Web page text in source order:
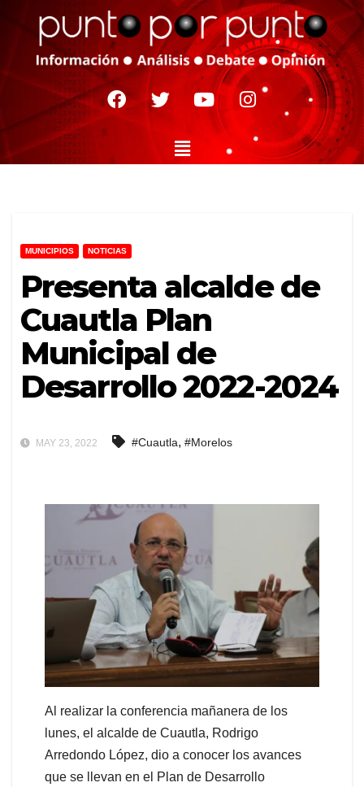
MUNICIPIOS NOTICIAS
Presenta alcalde de
Cuautla Plan
Municipal de
Desarrollo 2022-2024
MAY 23, 2022 #Cuautla, #Morelos
Al realizar la conferencia mañanera de los
lunes, el alcalde de Cuautla, Rodrigo
Arredondo López, dio a conocer los avances
que se llevan en el Plan de Desarrollo